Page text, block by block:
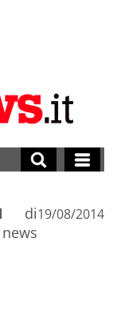
di
news
19/08/2014